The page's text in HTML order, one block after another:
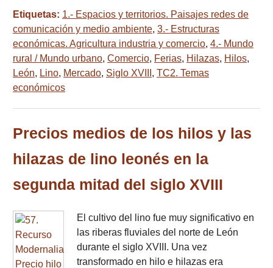
Etiquetas: 1.- Espacios y territorios. Paisajes redes de
comunicación y medio ambiente, 3.- Estructuras
económicas. Agricultura industria y comercio, 4.- Mundo
rural / Mundo urbano, Comercio, Ferias, Hilazas, Hilos,
León, Lino, Mercado, Siglo XVIII , TC2. Temas
económicos
Precios medios de los hilos y las
hilazas de lino leonés en la
segunda mitad del siglo XVIII
El cultivo del lino fue muy significativo en
las riberas fluviales del norte de León
durante el siglo XVIII. Una vez
transformado en hilo e hilazas era